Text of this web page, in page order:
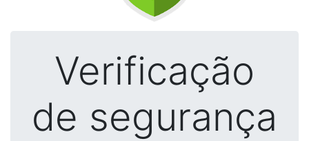
Verificação
de segurança